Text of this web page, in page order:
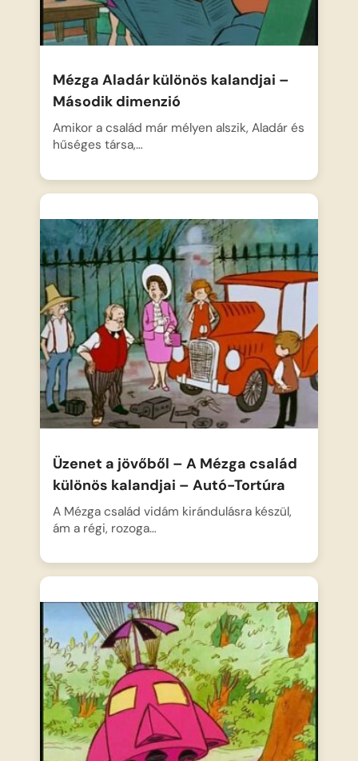
Mézga Aladár különös kalandjai –
Második dimenzió
Amikor a család már mélyen alszik, Aladár és
hűséges társa,…
Üzenet a jövőből – A Mézga család
különös kalandjai – Autó-Tortúra
A Mézga család vidám kirándulásra készül,
ám a régi, rozoga…